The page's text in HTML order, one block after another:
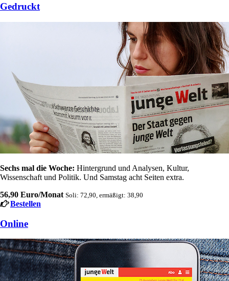
Gedruckt
Sechs mal die Woche: Hintergrund und Analysen, Kultur,
Wissenschaft und Politik. Und Samstag acht Seiten extra.
56,90 Euro/Monat Soli: 72,90, ermäßigt: 38,90
Bestellen
Online